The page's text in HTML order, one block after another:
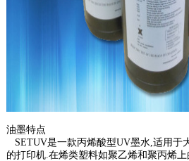
油墨特点
SETUV是一款丙烯酸型UV墨水 适用于
的打印机. 在烯类塑料如聚乙烯和聚丙烯上